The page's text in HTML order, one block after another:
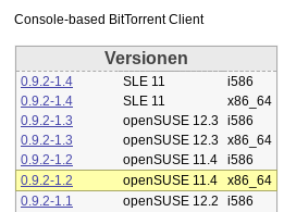
Versionen
0.9.2-1.4 SLE 11
i586
0.9.2-1.4
SLE 11
x86_64
0.9.2-1.3
openSUSE 12.3 i586
0.9.2-1.3
openSUSE 12.3 x86_64
0.9.2-1.2
openSUSE 11.4
i586
0.9.2-1.2
openSUSE 11.4
x86_64
0.9.2-1.1
openSUSE 12.2
i586